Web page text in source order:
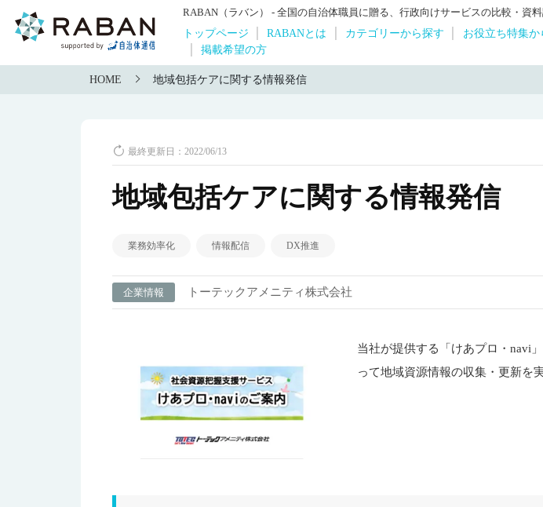
RABAN（ラバン） - 全国の自治体職員に贈る、行政向けサービスの比較・資料
トップページ RABANとは カテゴリーから探す お役立ち特集か
掲載希望の方
HOME 地域包括ケアに関する情報発信
最終更新日：2022/06/13
地域包括ケアに関する情報発信
業務効率化 情報配信 DX推進
企業情報 トーテックアメニティ株式会社
当社が提供する「けあプロ・navi
って地域資源情報の収集・更新を